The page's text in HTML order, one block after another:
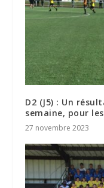
D2 (J5) : Un
semaine, pour
27 novembre 2023